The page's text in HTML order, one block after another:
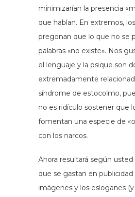
minimizarían la presencia
que hablan. En extremos,
pregonan que lo que no se
palabras «no existe». Nos
el lenguaje y la psique son
extremadamente
síndrome de estocolmo,
no es ridículo sostener que
fomentan una especie de
con los narcos.
Ahora resultará según
que se gastan en
imágenes y los esloganes